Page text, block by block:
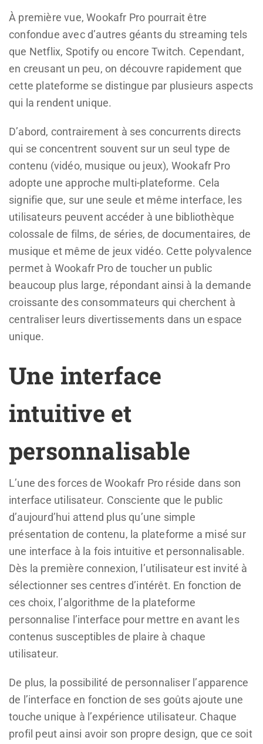
À première vue, Wookafr Pro pourrait être
confondue avec d’autres géants du streaming tels
que Netflix, Spotify ou encore Twitch. Cependant,
en creusant un peu, on découvre rapidement que
cette plateforme se distingue par plusieurs aspects
qui la rendent unique.
D’abord, contrairement à ses concurrents directs
qui se concentrent souvent sur un seul type de
contenu (vidéo, musique ou jeux), Wookafr Pro
adopte une approche multi-plateforme. Cela
signifie que, sur une seule et même interface, les
utilisateurs peuvent accéder à une bibliothèque
colossale de films, de séries, de documentaires, de
musique et même de jeux vidéo. Cette polyvalence
permet à Wookafr Pro de toucher un public
beaucoup plus large, répondant ainsi à la demande
croissante des consommateurs qui cherchent à
centraliser leurs divertissements dans un espace
unique.
Une interface
intuitive et
personnalisable
L’une des forces de Wookafr Pro réside dans son
interface utilisateur. Consciente que le public
d’aujourd’hui attend plus qu’une simple
présentation de contenu, la plateforme a misé sur
une interface à la fois intuitive et personnalisable.
Dès la première connexion, l’utilisateur est invité à
sélectionner ses centres d’intérêt. En fonction de
ces choix, l’algorithme de la plateforme
personnalise l’interface pour mettre en avant les
contenus susceptibles de plaire à chaque
utilisateur.
De plus, la possibilité de personnaliser l’apparence
de l’interface en fonction de ses goûts ajoute une
touche unique à l’expérience utilisateur. Chaque
profil peut ainsi avoir son propre design, que ce soit